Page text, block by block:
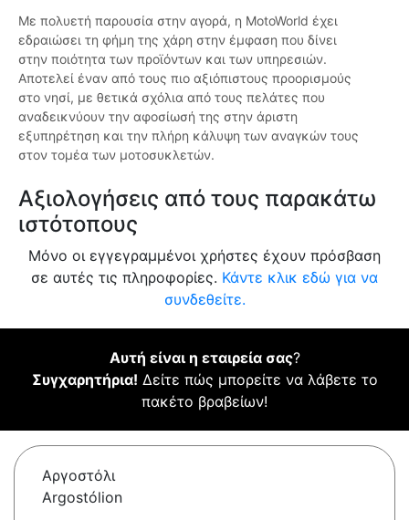
Με πολυετή παρουσία στην αγορά, η MotoWorld έχει
εδραιώσει τη φήμη της χάρη στην έμφαση που δίνει
στην ποιότητα των προϊόντων και των υπηρεσιών.
Αποτελεί έναν από τους πιο αξιόπιστους προορισμούς
στο νησί, με θετικά σχόλια από τους πελάτες που
αναδεικνύουν την αφοσίωσή της στην άριστη
εξυπηρέτηση και την πλήρη κάλυψη των αναγκών τους
στον τομέα των μοτοσυκλετών.
Αξιολογήσεις από τους παρακάτω
ιστότοπους
Μόνο οι εγγεγραμμένοι χρήστες έχουν πρόσβαση
σε αυτές τις πληροφορίες. Κάντε κλικ εδώ για να
συνδεθείτε.
Αυτή είναι η εταιρεία σας?
Συγχαρητήρια! Δείτε πώς μπορείτε να λάβετε το
πακέτο βραβείων!
Αργοστόλι
Argostólion